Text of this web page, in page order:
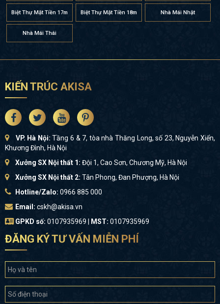
Biệt Thự Mặt Tiền 17m Biệt Thự Mặt Tiền 18m Nhà Mái Nhật
Nhà Mái Thái
KIẾN TRÚC AKISA
VP. Hà Nội:Tầng 6 & 7, tòa nhà Thăng Long, số 23, Nguyễn Xiển,
Khương Đình, Hà Nội
Xưởng SX Nội thất 1: Đội 1, Cao Sơn, Chương Mỹ, Hà Nội
Xưởng SX Nội thất 2: Tân Phong, Đan Phượng, Hà Nội
Hotline/Zalo: 0966 885 000
Email: cskh@akisa.vn
GPKD số: 0107935969 | MST: 0107935969
ĐĂNG KÝ TƯ VẤN MIỄN PHÍ